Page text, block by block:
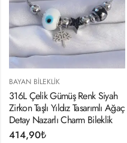
BAYAN BILEKLIK
316L Çelik Gümüş Renk Siyah
Zirkon Taşlı Yıldız Tasarımlı Ağaç
Detay Nazarlı Charm Bileklik
414,90₺